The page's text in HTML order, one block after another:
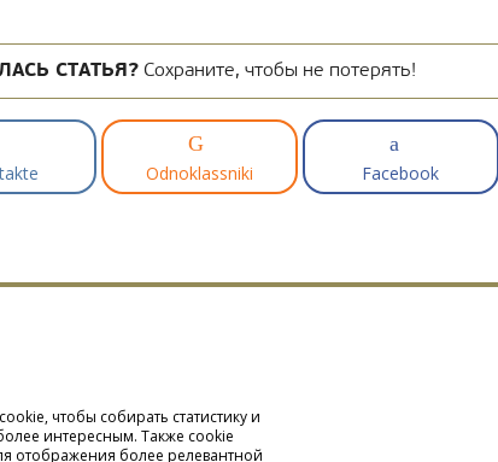
СТАТЬЯ? Сохраните, чтобы не потерять!
Odnoklassniki Facebook
чтобы собирать статистику и
интересным. Также cookie
отображения более релевантной